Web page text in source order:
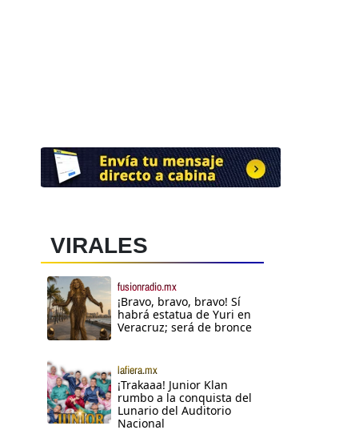
VIRALES
fusionradio.mx
¡Bravo, bravo, bravo! Sí
habrá estatua de Yuri en
Veracruz; será de bronce
lafiera.mx
¡Trakaaa! Junior Klan
rumbo a la conquista del
Lunario del Auditorio
Nacional